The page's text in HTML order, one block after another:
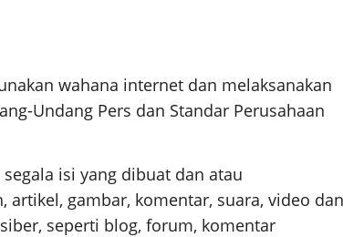
wahana internet dan melaksanakan
Undang Pers dan Standar Perusahaan
isi yang dibuat dan atau
gambar, komentar, suara, video dan
seperti blog, forum, komentar